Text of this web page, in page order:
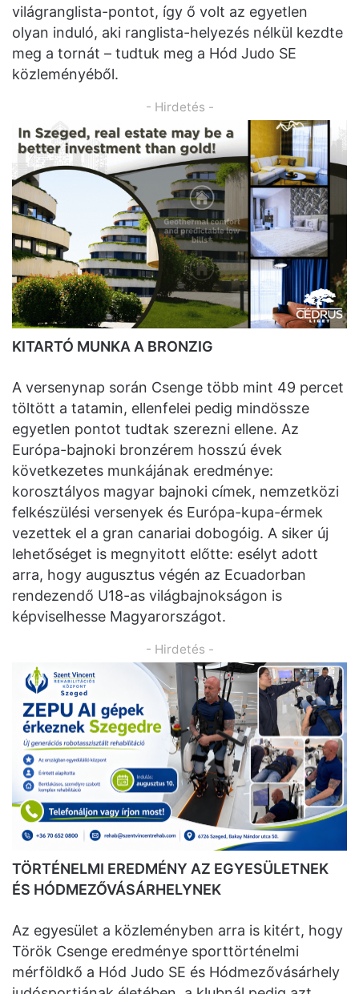
világranglista-pontot, így ő volt az egyetlen
olyan induló, aki ranglista-helyezés nélkül kezdte
meg a tornát – tudtuk meg a Hód Judo SE
közleményéből.
- Hirdetés -
KITARTÓ MUNKA A BRONZIG
A versenynap során Csenge több mint 49 percet
töltött a tatamin, ellenfelei pedig mindössze
egyetlen pontot tudtak szerezni ellene. Az
Európa-bajnoki bronzérem hosszú évek
következetes munkájának eredménye:
korosztályos magyar bajnoki címek, nemzetközi
felkészülési versenyek és Európa-kupa-érmek
vezettek el a gran canariai dobogóig. A siker új
lehetőséget is megnyitott előtte: esélyt adott
arra, hogy augusztus végén az Ecuadorban
rendezendő U18-as világbajnokságon is
képviselhesse Magyarországot.
- Hirdetés -
TÖRTÉNELMI EREDMÉNY AZ EGYESÜLETNEK
ÉS HÓDMEZŐVÁSÁRHELYNEK
Az egyesület a közleményben arra is kitért, hogy
Török Csenge eredménye sporttörténelmi
mérföldkő a Hód Judo SE és Hódmezővásárhely